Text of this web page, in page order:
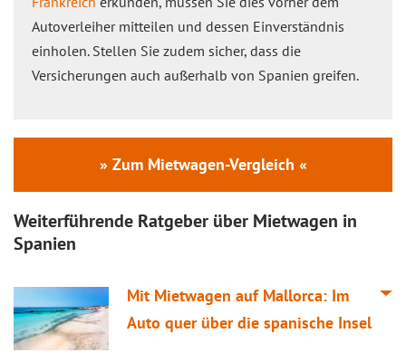
Autoverleiher mitteilen und dessen Einverständnis
einholen. Stellen Sie zudem sicher, dass die
Versicherungen auch außerhalb von Spanien greifen.
» Zum Mietwagen-Vergleich «
Weiterführende Ratgeber über Mietwagen in
Spanien
Mit Mietwagen auf Mallorca: Im
Auto quer über die spanische Insel